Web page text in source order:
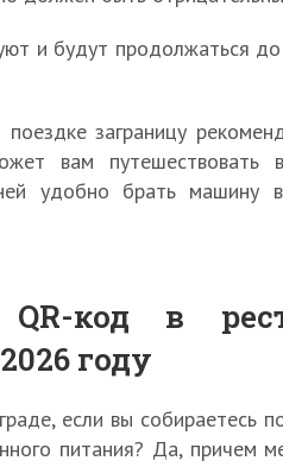
и будут продолжаться
заграницу
вам путешествовать
удобно брать машину
код в
году
если вы собираетесь
питания? Да, причем